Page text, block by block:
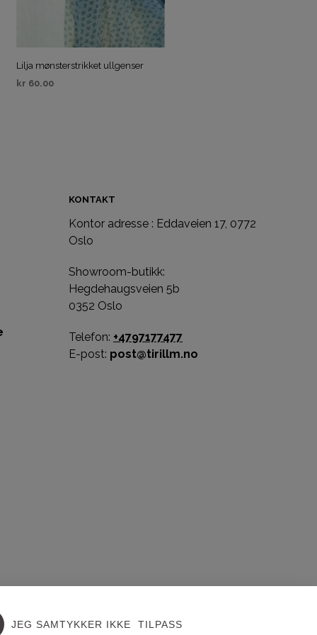
Lilja mønsterstrikket ullgenser
kr 60.00
KONTAKT
Kontor adresse : Eddaveien 17, 0772
Oslo
Showroom-butikk:
Hegdehaugsveien 5b
0352 Oslo
Telefon: +4797177477
E-post: post@tirillm.no
JEG SAMTYKKER IKKE TILPASS